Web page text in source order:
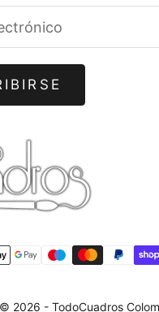
© 2026 - TodoCuadros